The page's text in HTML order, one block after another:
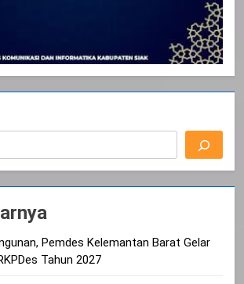
Pemdes Kelemantan Barat Gelar
Tahun 2027